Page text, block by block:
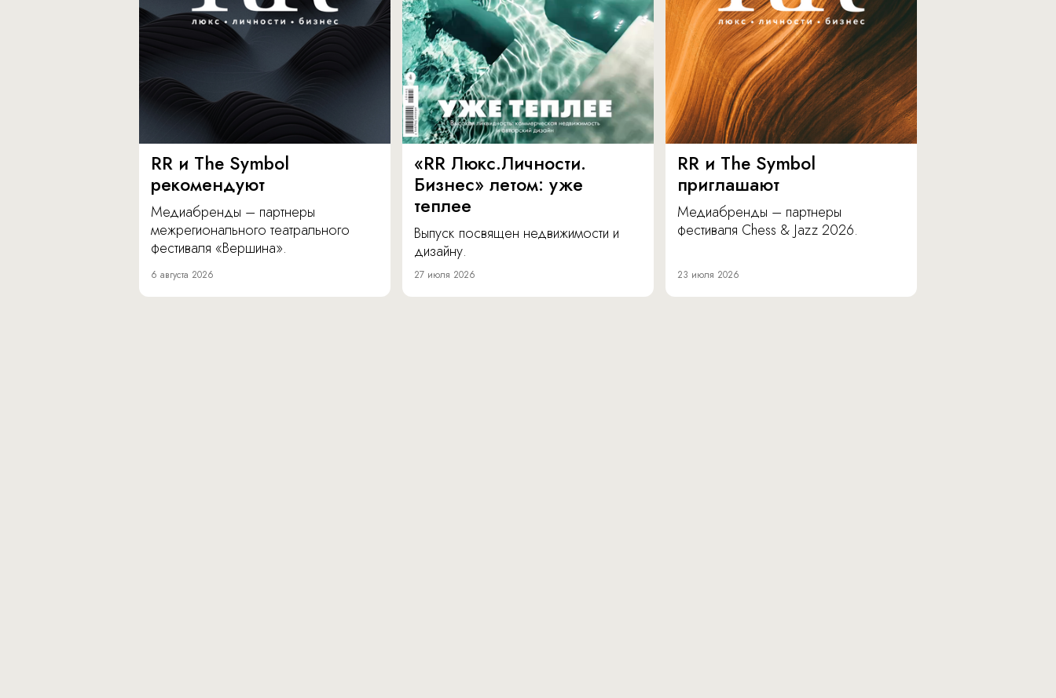
RR и The Symbol
рекомендуют
Медиабренды – партнеры
межрегионального театрального
фестиваля «Вершина».
6 августа 2026
«RR Люкс.Личности.
Бизнес» летом: уже
теплее
Выпуск посвящен недвижимости и
дизайну.
27 июля 2026
RR и The Symbol
приглашают
Медиабренды – партнеры
фестиваля Chess & Jazz 2026.
23 июля 2026